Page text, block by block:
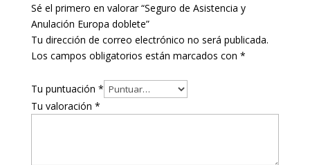
Sé el primero en valorar “Seguro de Asistencia y
Anulación Europa doblete”
Tu dirección de correo electrónico no será publicada.
Los campos obligatorios están marcados con *
Tu puntuación *
Tu valoración *